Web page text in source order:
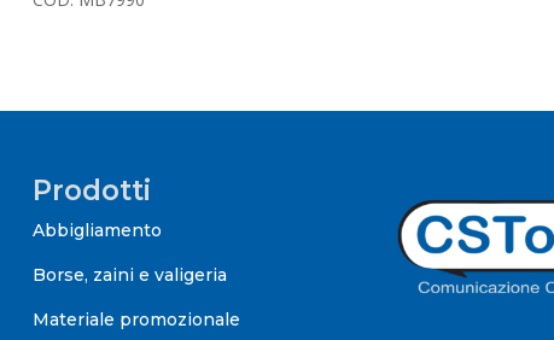
Prodotti
Abbigliamento
Borse, zaini e valigeria
Materiale promozionale